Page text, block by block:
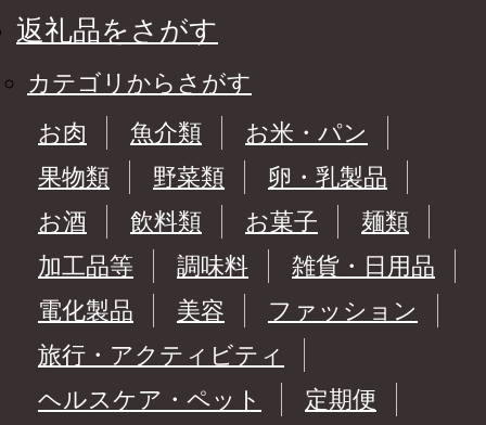
返礼品をさがす
カテゴリからさがす
お肉
魚介類
お米・パン
果物類
野菜類
卵・乳製品
お酒
飲料類 お菓子
麺類
加工品等
調味料
雑貨・日用品
電化製品
美容
ファッション
旅行・アクティビティ
ヘルスケア・ペット
定期便